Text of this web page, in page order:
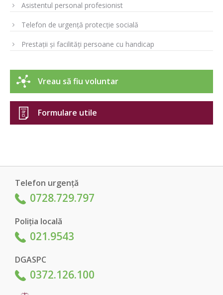
Asistentul personal profesionist
Telefon de urgență protecție socială
Prestații și facilități persoane cu handicap
Vreau să fiu voluntar
Formulare utile
Telefon urgență
0728.729.797
Poliția locală
021.9543
DGASPC
0372.126.100